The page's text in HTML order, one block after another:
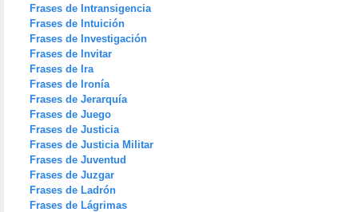
Frases de Intransigencia
Frases de Intuición
Frases de Investigación
Frases de Invitar
Frases de Ira
Frases de Ironía
Frases de Jerarquía
Frases de Juego
Frases de Justicia
Frases de Justicia Militar
Frases de Juventud
Frases de Juzgar
Frases de Ladrón
Frases de Lágrimas